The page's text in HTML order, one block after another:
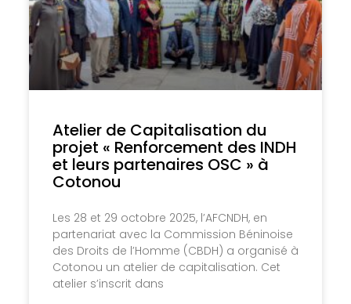
Atelier de Capitalisation du
projet « Renforcement des INDH
et leurs partenaires OSC » à
Cotonou
Les 28 et 29 octobre 2025, l’AFCNDH, en
partenariat avec la Commission Béninoise
des Droits de l’Homme (CBDH) a organisé à
Cotonou un atelier de capitalisation. Cet
atelier s’inscrit dans